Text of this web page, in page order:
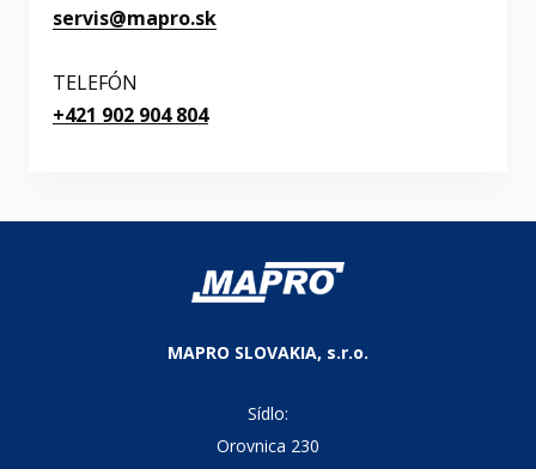
servis@mapro.sk
TELEFÓN
+421 902 904 804
MAPRO SLOVAKIA, s.r.o.
Sídlo:
Orovnica 230